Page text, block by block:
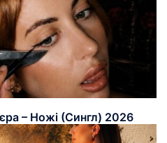
– Ножі (Сингл) 2026